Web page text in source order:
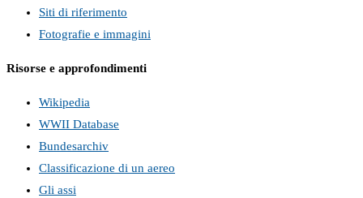
Siti di riferimento
Fotografie e immagini
Risorse e approfondimenti
Wikipedia
WWII Database
Bundesarchiv
Classificazione di un aereo
Gli assi